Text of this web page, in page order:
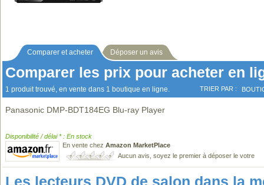
Comparer et acheter Déposer un avis
Comparer les prix pour acheter en
1 produit trouvé, en vente dans 1 boutique en ligne. TRIER PAR :
Panasonic DMP-BDT184EG Blu-ray Player
Disponibilité / délai * : En stock
En vente chez Amazon MarketPlace
Aucun avis, soyez le premier à déposer le votre
Les lecteurs DVD de salon dans la